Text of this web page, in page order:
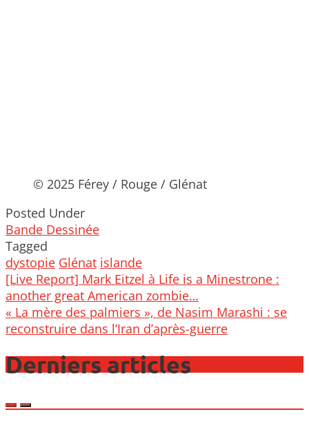
© 2025 Férey / Rouge / Glénat
Posted Under
Bande Dessinée
Tagged
dystopie Glénat islande
Post
navigation
[Live Report] Mark Eitzel à Life is a Minestrone :
another great American zombie…
« La mère des palmiers », de Nasim Marashi : se
reconstruire dans l’Iran d’après-guerre
Derniers articles